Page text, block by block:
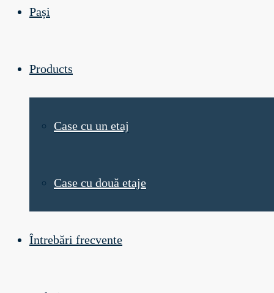
Pași
Products
Case cu un etaj
Case cu două etaje
Întrebări frecvente